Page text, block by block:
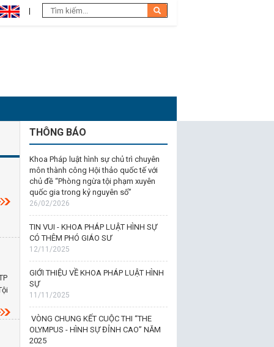
THÔNG BÁO
Khoa Pháp luật hình sự chủ trì chuyên
môn thành công Hội thảo quốc tế với
chủ đề “Phòng ngừa tội phạm xuyên
quốc gia trong kỷ nguyên số”
26/02/2026
TIN VUI - KHOA PHÁP LUẬT HÌNH SỰ
CÓ THÊM PHÓ GIÁO SƯ
12/11/2025
GIỚI THIỆU VỀ KHOA PHÁP LUẬT HÌNH
SỰ
11/11/2025
VÒNG CHUNG KẾT CUỘC THI “THE
OLYMPUS - HÌNH SỰ ĐỈNH CAO” NĂM
2025